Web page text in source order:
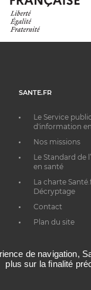
SANTE.FR
Le Service public
d'information
Nos missions
Le Standard de
en santé
La charte
Décryptage
Contact
Plan du site
de navigation,
plus sur la finalité